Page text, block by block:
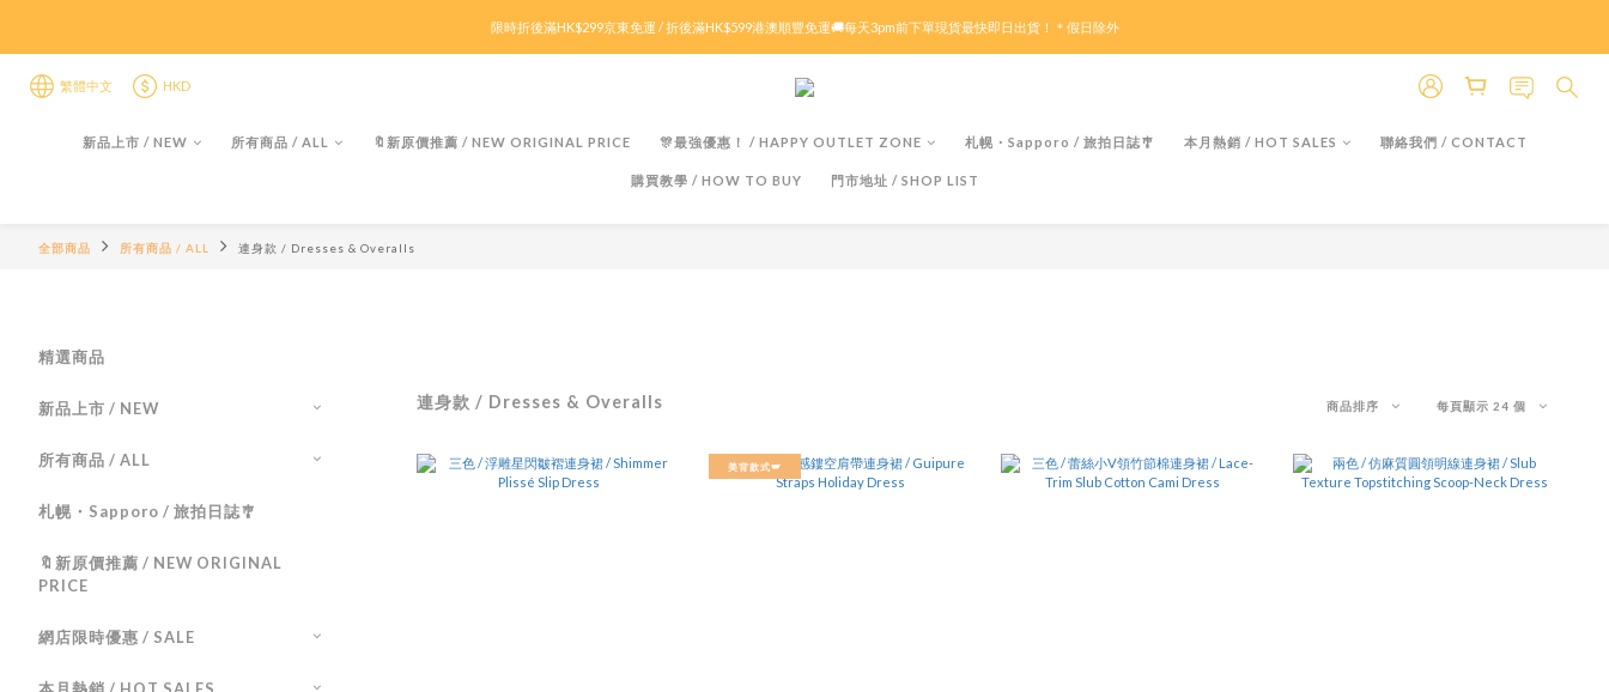
限時折後滿HK$299京東免運 / 折後滿HK$599港澳順豐免運🚚每天3pm前下單現貨最快即日出貨！＊假日除外
限時折後滿HK$299京東免運 / 折後滿HK$599港澳順豐免運🚚每天3pm前下單現貨最快即日出貨！＊假日除外
🏖️盛夏購物祭ᨒ ོ 多重現金賞.ᐟ.ᐟ🦀滿$𝟱𝟬𝟬減$𝟱𝟬🦀滿$𝟭𝟬𝟬𝟬減$𝟭𝟱𝟬🦀滿$𝟭𝟱𝟬𝟬減$𝟯𝟬𝟬🔥特價商品折上折！低至𝟰折
✨付款前輸入優惠代碼 : 【SUMMER26】即可自動享有折扣優惠✨🤍
限時折後滿HK$299京東免運 / 折後滿HK$599港澳順豐免運🚚每天3pm前下單現貨最快即日出貨！＊假日除外
繁體中文 HKD
新品上市 / NEW 所有商品 / ALL 🔖新原價推薦 / NEW ORIGINAL PRICE 🎊最強優惠！ / HAPPY OUTLET ZONE 札幌・Sapporo / 旅拍日誌🎐 本月熱銷 / HOT SALES 聯絡我們 / CONTACT
購買教學 / HOW TO BUY 門市地址 / SHOP LIST
全部商品 所有商品 / ALL 連身款 / Dresses & Overalls
精選商品
新品上市 / NEW
所有商品 / ALL
札幌・Sapporo / 旅拍日誌🎐
🔖新原價推薦 / NEW ORIGINAL
PRICE
網店限時優惠 / SALE
連身款 / Dresses & Overalls 商品排序 每頁顯示 24 個
美背款式🪽